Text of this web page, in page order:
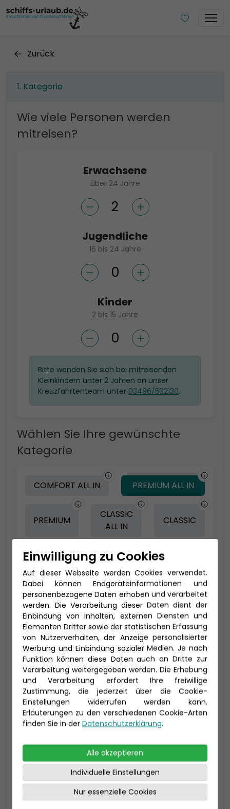
Zurück
Kategorie
Wie viele Personen werden
mitreisen?
Erwachsene
über 24 Jahre
Jugendliche
16 bis 24 Jahre
Kinder
2 bis 15 Jahre
Bitte wenden Sie sich bei mitreisenden
Kleinkindern unter 2 Jahren an unser
Kreuzfahrtenteam unter 03496/502130.
Wählen Sie Ihre gewünschte
Kategorie
COMFORT ALL IN PREMIUM ALL IN
PREMIUM
CLASSIC
ALL IN
CLASSIC
-150 € - Frühbucher Plus
2-Bett Panorama (VP)
24-27 qm (bis zu 3 Personen), inklusive
Veranda (7 qm), exponierte Lage auf dem
Patiodeck am Bug von Deck 16, Bad mit
Preis 4.600 €
alle Kategorien anzeigen
Einwilligung zu Cookies
Auf dieser Webseite werden Cookies verwendet.
Dabei können Endgeräteinformationen und
personenbezogene Daten erhoben und verarbeitet
werden. Die Verarbeitung dieser Daten dient der
Einbindung von Inhalten, externen Diensten und
Elementen Dritter sowie der statistischen Erfassung
von Nutzerverhalten, der Anzeige personalisierter
Werbung und Einbindung sozialer Medien. Je nach
Funktion können diese Daten auch an Dritte zur
Verarbeitung weitergegeben werden. Die Erhebung
und Verarbeitung erfordert Ihre freiwillige
Zustimmung, die jederzeit über die Cookie-
Einstellungen widerrufen werden kann.
Erläuterungen zu den verschiedenen Cookie-Arten
finden Sie in der Datenschutzerklärung.
Alle akzeptieren
Individuelle Einstellungen
Nur essenzielle Cookies